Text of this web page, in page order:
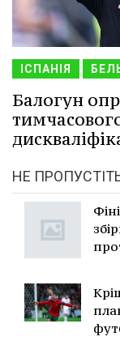
ІСПАНІЯ
Балогун
НЕ